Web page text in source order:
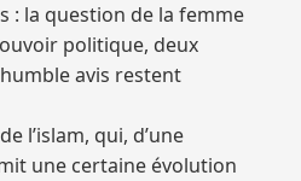
: la question de la femme
politique, deux
avis restent
l’islam, qui, d’une
une certaine évolution